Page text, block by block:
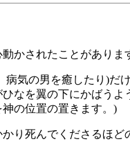
かされたことがありま
病気の男を癒したり)
なを翼の下にかばう
の位置の置きます。)
り死んでくださるほ